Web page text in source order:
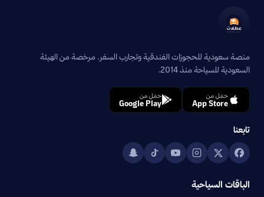
منصة سعودية للحجوزات الفندقية وتجارب السفر. مرخصة من الهيئة
السعودية للسياحة منذ 2014.
حمّل من
App Store
حمّل من
Google Play
تابعنا
الباقات السياحية